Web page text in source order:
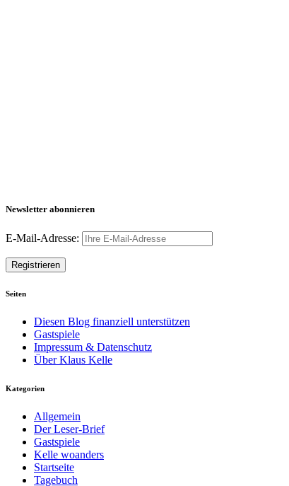
Newsletter abonnieren
E-Mail-Adresse:
Seiten
Diesen Blog finanziell unterstützen
Gastspiele
Impressum & Datenschutz
Über Klaus Kelle
Kategorien
Allgemein
Der Leser-Brief
Gastspiele
Kelle woanders
Startseite
Tagebuch